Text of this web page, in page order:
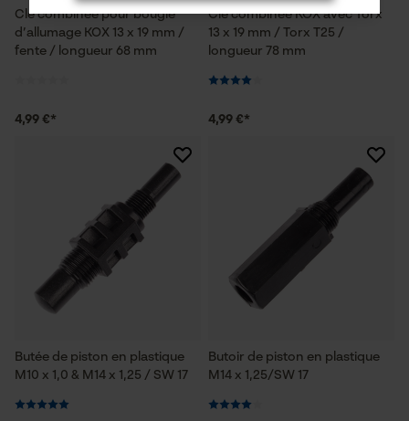
Clé combinée pour bougie
d’allumage KOX 13 x 19 mm /
fente / longueur 68 mm
4,99 €*
Clé combinée KOX avec Torx
13 x 19 mm / Torx T25 /
longueur 78 mm
4,99 €*
Butée de piston en plastique
M10 x 1,0 & M14 x 1,25 / SW 17
Butoir de piston en plastique
M14 x 1,25/SW 17
Cookies nécessaires
Vérifier linstallation de cookies
Sauvegarder les préférences
pour traitement des données
Econda Tag Manager
Cookies statistiques